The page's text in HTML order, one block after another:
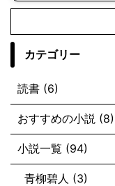
カテゴリー
読書 (6)
おすすめの小説 (8)
小説一覧 (94)
青柳碧人 (3)